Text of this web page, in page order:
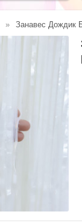
Занавес Дождик